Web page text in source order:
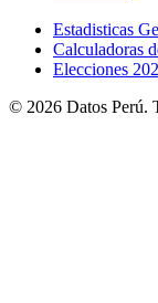
Estadisticas
Calculadoras
Elecciones
© 2026 Datos Perú.